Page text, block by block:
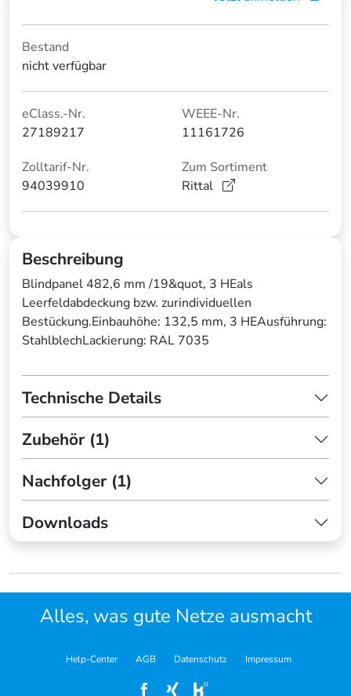
Bestand
nicht verfügbar
eClass.-Nr.
27189217
WEEE-Nr.
11161726
Zolltarif-Nr.
94039910
Zum Sortiment
Rittal
Beschreibung
Blindpanel 482,6 mm /19&quot, 3 HEals
Leerfeldabdeckung bzw. zurindividuellen
Bestückung.Einbauhöhe: 132,5 mm, 3 HEAusführung:
StahlblechLackierung: RAL 7035
Technische Details
Zubehör (1)
Nachfolger (1)
Downloads
Alles, was gute Netze ausmacht
Help-Center AGB Datenschutz Impressum